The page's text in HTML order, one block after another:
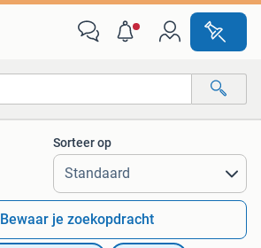
Alle afstanden…
Sorteer op
Bewaar je zoekopdracht